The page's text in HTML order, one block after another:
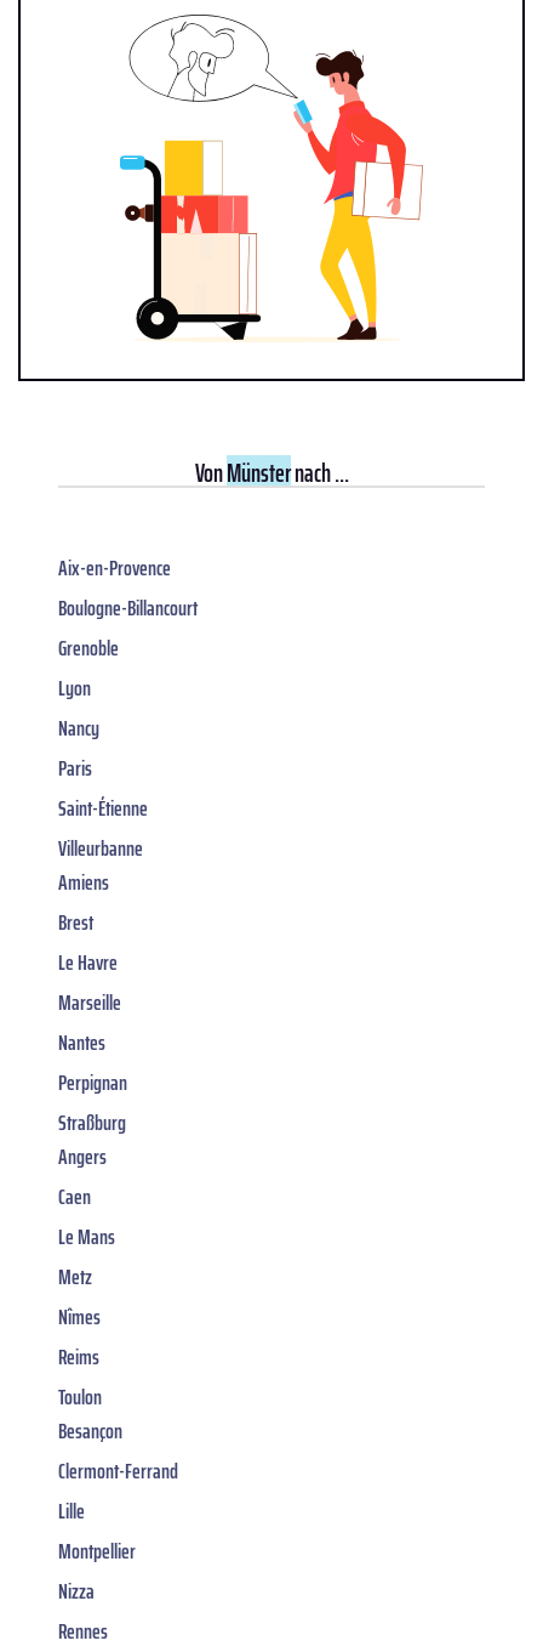
VonMünsternach ...
Aix-en-Provence
Boulogne-Billancourt
Grenoble
Lyon
Nancy
Paris
Saint-Étienne
Villeurbanne
Amiens
Brest
Le Havre
Marseille
Nantes
Perpignan
Straßburg
Angers
Caen
Le Mans
Metz
Nîmes
Reims
Toulon
Besançon
Clermont-Ferrand
Lille
Montpellier
Nizza
Rennes